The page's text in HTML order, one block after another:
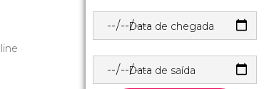
Data de chegada
Data de saída